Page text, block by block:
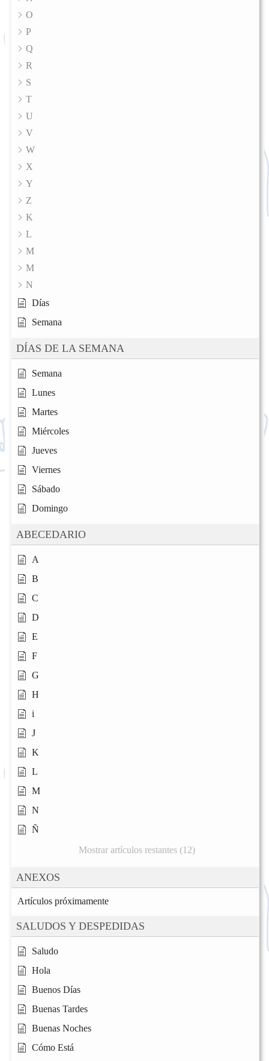
O
P
Q
R
S
T
U
V
W
X
Y
Z
K
L
M
M
N
Días
Semana
DÍAS DE LA SEMANA
Semana
Lunes
Martes
Miércoles
Jueves
Viernes
Sábado
Domingo
ABECEDARIO
A
B
C
D
E
F
G
H
i
J
K
L
M
N
Ñ
Mostrar artículos restantes (12)
ANEXOS
Artículos próximamente
SALUDOS Y DESPEDIDAS
Saludo
Hola
Buenos Días
Buenas Tardes
Buenas Noches
Cómo Está